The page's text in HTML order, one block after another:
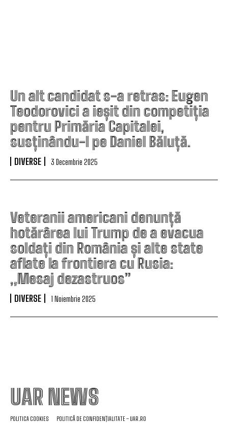
Un alt candidat s-a retras: Eugen
Teodorovici a ieșit din competiția
pentru Primăria Capitalei,
susținându-l pe Daniel Băluță.
DIVERSE 3 Decembrie 2025
Veteranii americani denunță
hotărârea lui Trump de a evacua
soldați din România și alte state
aflate la frontiera cu Rusia:
„Mesaj dezastruos”
DIVERSE 1 Noiembrie 2025
UAR NEWS
POLITICA COOKIES POLITICĂ DE CONFIDENȚIALITATE – UAR.RO